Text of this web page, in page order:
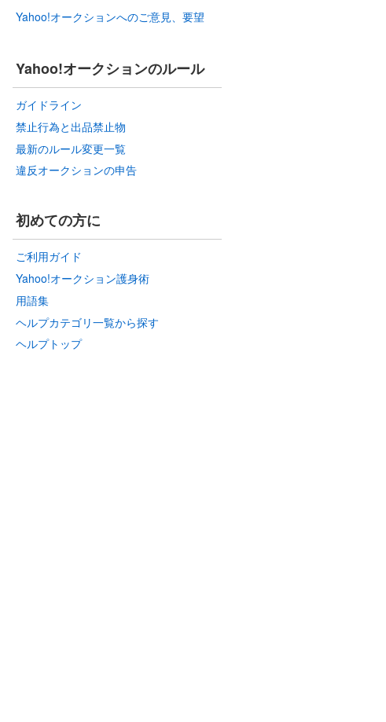
Yahoo!オークションへのご意見、要望
Yahoo!オークションのルール
ガイドライン
禁止行為と出品禁止物
最新のルール変更一覧
違反オークションの申告
初めての方に
ご利用ガイド
Yahoo!オークション護身術
用語集
ヘルプカテゴリ一覧から探す
ヘルプトップ